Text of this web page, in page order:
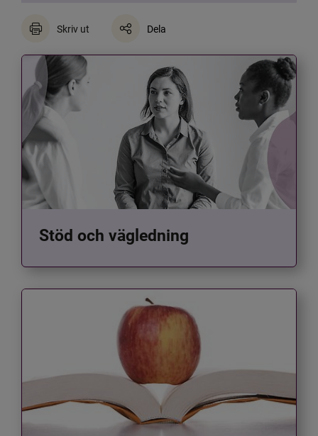
Skriv ut Dela
Stöd och vägledning